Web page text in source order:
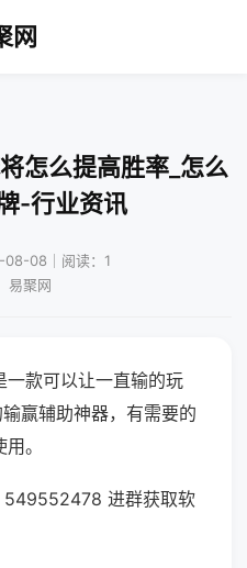
网
怎么提高胜率_怎么
-行业资讯
08｜阅读：1
易聚网
一款可以让一直输的玩
赢辅助神器，有需要的
。
549552478 进群获取软